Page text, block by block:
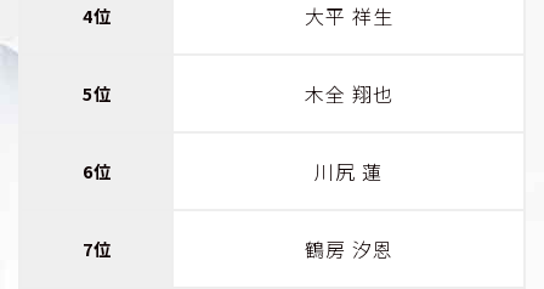
4位 大平 祥生
5位 木全 翔也
6位 川尻 蓮
7位 鶴房 汐恩